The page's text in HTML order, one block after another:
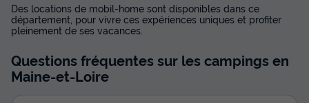
Des locations de mobil-home sont disponibles dans ce
département, pour vivre ces expériences uniques et profiter
pleinement de ses vacances.
Questions fréquentes sur les campings en
Maine-et-Loire